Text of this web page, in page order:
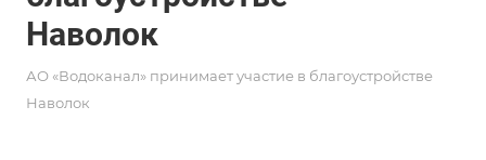
Наволок
АО «Водоканал» принимает участие в благоустройстве
Наволок